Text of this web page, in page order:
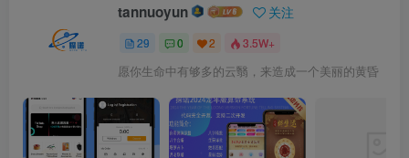
tannuoyun 关注
29 0 2 3.5W+
愿你生命中有够多的云翳，来造成一个美丽的黄昏